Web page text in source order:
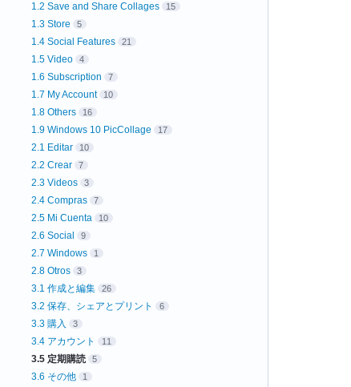
1.2 Save and Share Collages 15
1.3 Store 5
1.4 Social Features 21
1.5 Video 4
1.6 Subscription 7
1.7 My Account 10
1.8 Others 16
1.9 Windows 10 PicCollage 17
2.1 Editar 10
2.2 Crear 7
2.3 Videos 3
2.4 Compras 7
2.5 Mi Cuenta 10
2.6 Social 9
2.7 Windows 1
2.8 Otros 3
3.1 作成と編集 26
3.2 保存、シェアとプリント 6
3.3 購入 3
3.4 アカウント 11
3.5 定期購読 5
3.6 その他 1